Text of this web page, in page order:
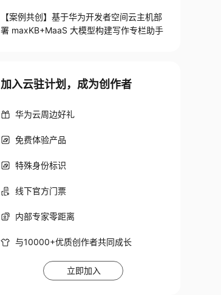
【案例共创】基于华为开发者空间云主机部
署 maxKB+MaaS 大模型构建写作专栏助手
加入云驻计划，成为创作者
华为云周边好礼
免费体验产品
特殊身份标识
线下官方门票
内部专家零距离
与10000+优质创作者共同成长
立即加入